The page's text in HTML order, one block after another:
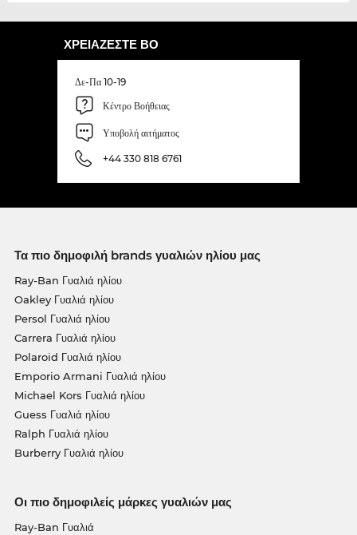
ΧΡΕΙΆΖΕΣΤΕ ΒΟ
Δε-Πα 10-19
Κέντρο Βοήθειας
Υποβολή αιτήματος
+44 330 818 6761
Τα πιο δημοφιλή brands γυαλιών ηλίου μας
Ray-Ban Γυαλιά ηλίου
Oakley Γυαλιά ηλίου
Persol Γυαλιά ηλίου
Carrera Γυαλιά ηλίου
Polaroid Γυαλιά ηλίου
Emporio Armani Γυαλιά ηλίου
Michael Kors Γυαλιά ηλίου
Guess Γυαλιά ηλίου
Ralph Γυαλιά ηλίου
Burberry Γυαλιά ηλίου
Οι πιο δημοφιλείς μάρκες γυαλιών μας
Ray-Ban Γυαλιά